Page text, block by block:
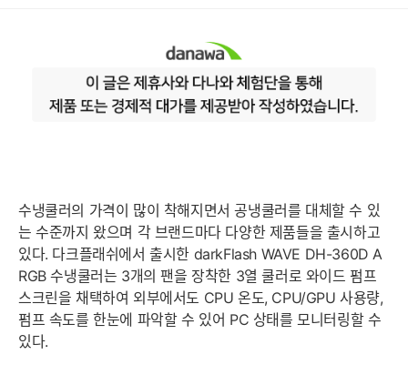
수냉쿨러의 가격이 많이 착해지면서 공냉쿨러를 대체할 수 있
는 수준까지 왔으며 각 브랜드마다 다양한 제품들을 출시하고
있다. 다크플래쉬에서 출시한 darkFlash WAVE DH-360D A
RGB 수냉쿨러는 3개의 팬을 장착한 3열 쿨러로 와이드 펌프
스크린을 채택하여 외부에서도 CPU 온도, CPU/GPU 사용량,
펌프 속도를 한눈에 파악할 수 있어 PC 상태를 모니터링할 수
있다.